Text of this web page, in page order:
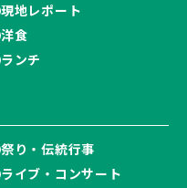
現地レポート
洋食
ランチ
祭り・伝統行事
ライブ・コンサート